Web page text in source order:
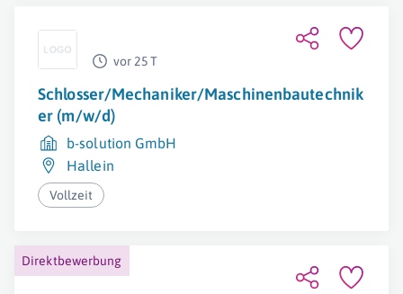
vor 25 T
Schlosser/Mechaniker/Maschinenbautechnik
er (m/w/d)
b-solution GmbH
Hallein
Vollzeit
Direktbewerbung